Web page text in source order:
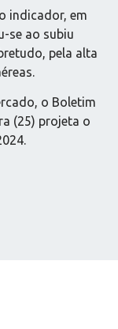
indicador, em
se ao subiu
pela alta
o Boletim
(25) projeta o